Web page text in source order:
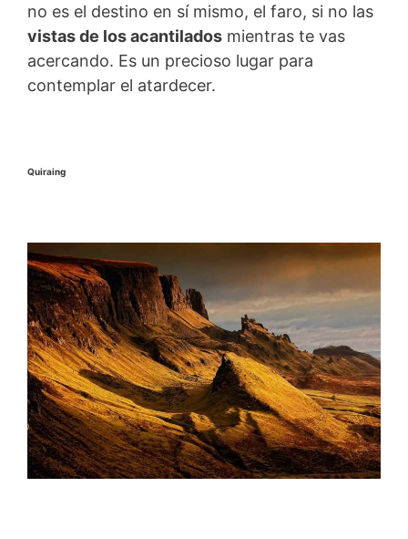
no es el destino en sí mismo, el faro, si no las
vistas de los acantilados mientras te vas
acercando. Es un precioso lugar para
contemplar el atardecer.
Quiraing